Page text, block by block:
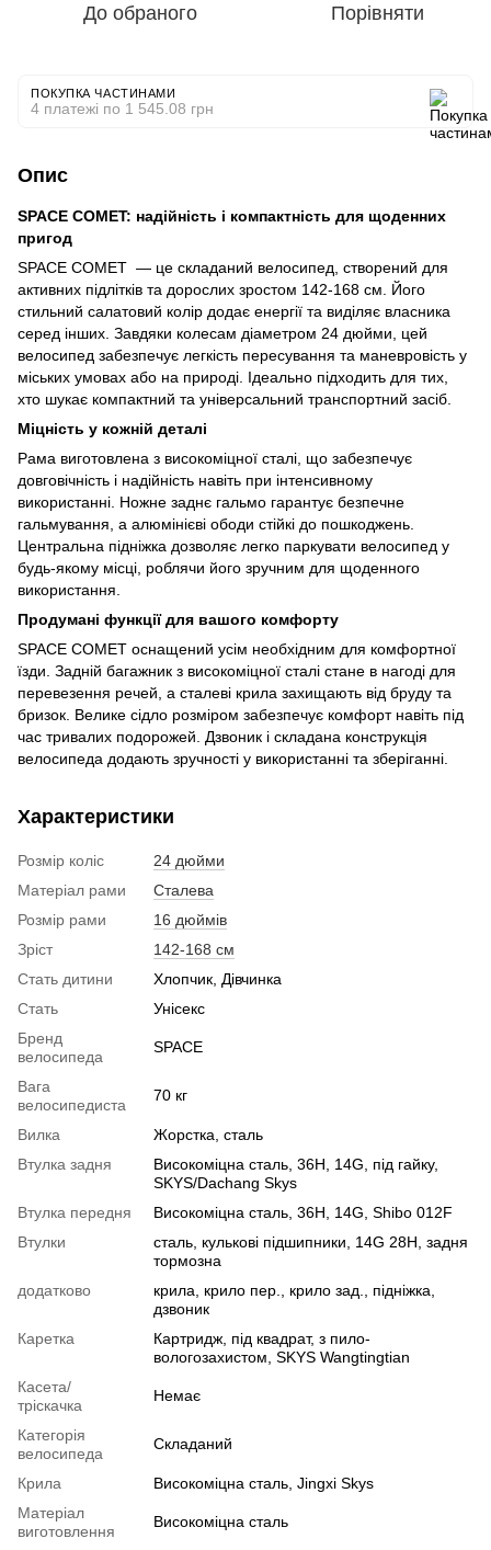
До обраного Порівняти
ПОКУПКА ЧАСТИНАМИ
4 платежі по 1 545.08 грн
Опис
SPACE COMET: надійність і компактність для щоденних
пригод
SPACE COMET — це складаний велосипед, створений для
активних підлітків та дорослих зростом 142-168 см. Його
стильний салатовий колір додає енергії та виділяє власника
серед інших. Завдяки колесам діаметром 24 дюйми, цей
велосипед забезпечує легкість пересування та маневровість у
міських умовах або на природі. Ідеально підходить для тих,
хто шукає компактний та універсальний транспортний засіб.
Міцність у кожній деталі
Рама виготовлена з високоміцної сталі, що забезпечує
довговічність і надійність навіть при інтенсивному
використанні. Ножне заднє гальмо гарантує безпечне
гальмування, а алюмінієві ободи стійкі до пошкоджень.
Центральна підніжка дозволяє легко паркувати велосипед у
будь-якому місці, роблячи його зручним для щоденного
використання.
Продумані функції для вашого комфорту
SPACE COMET оснащений усім необхідним для комфортної
їзди. Задній багажник з високоміцної сталі стане в нагоді для
перевезення речей, а сталеві крила захищають від бруду та
бризок. Велике сідло розміром забезпечує комфорт навіть під
час тривалих подорожей. Дзвоник і складана конструкція
велосипеда додають зручності у використанні та зберіганні.
Характеристики
Розмір коліс
24 дюйми
Матеріал рами
Сталева
Розмір рами
16 дюймів
Зріст
142-168 см
Стать дитини
Хлопчик, Дівчинка
Стать
Унісекс
Бренд
велосипеда
SPACE
Вага
велосипедиста
70 кг
Вилка
Жорстка, сталь
Втулка задня
Високоміцна сталь, 36H, 14G, під гайку,
SKYS/Dachang Skys
Втулка передня
Високоміцна сталь, 36H, 14G, Shibo 012F
Втулки
сталь, кулькові підшипники, 14G 28H, задня
тормозна
додатково
крила, крило пер., крило зад., підніжка,
дзвоник
Каретка
Картридж, під квадрат, з пило-
вологозахистом, SKYS Wangtingtian
Касета/
тріскачка
Немає
Категорія
велосипеда
Складаний
Крила
Високоміцна сталь, Jingxi Skys
Матеріал
виготовлення
Високоміцна сталь